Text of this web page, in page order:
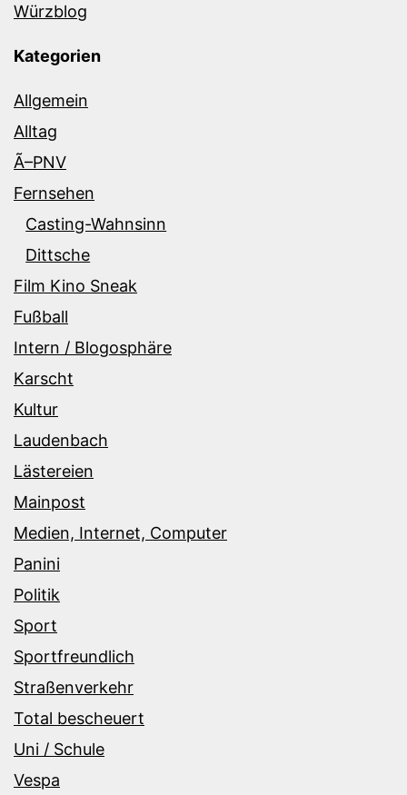
Würzblog
Kategorien
Allgemein
Alltag
Ã–PNV
Fernsehen
Casting-Wahnsinn
Dittsche
Film Kino Sneak
Fußball
Intern / Blogosphäre
Karscht
Kultur
Laudenbach
Lästereien
Mainpost
Medien, Internet, Computer
Panini
Politik
Sport
Sportfreundlich
Straßenverkehr
Total bescheuert
Uni / Schule
Vespa